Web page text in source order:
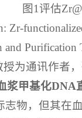
图1评估
and
为通讯作者
浆甲基化DNA
物，但其在